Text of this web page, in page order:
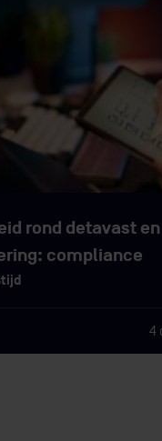
rond detavast en
compliance
4